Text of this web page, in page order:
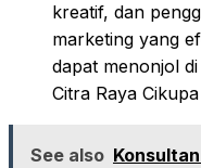
kreatif, dan
marketing yang
dapat menonjol
Citra Raya
See also